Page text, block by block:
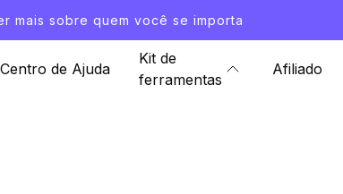
mais sobre quem você se importa
Centro de Ajuda
Kit de
ferramentas
Afiliado